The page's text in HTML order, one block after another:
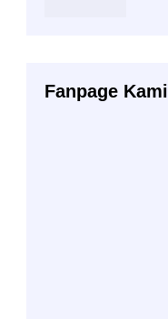
Fanpage Kami